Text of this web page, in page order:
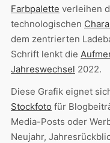
Farbpalette verleihen
technologischen
dem zentrierten
Schrift lenkt die
Jahreswechsel 2022.
Diese Grafik eignet
Stockfoto für
Media-Posts oder
Neujahr,